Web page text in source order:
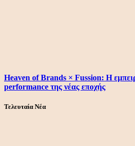
Heaven of Brands × Fussion: Η
performance της νέας εποχής
Τελευταία Νέα